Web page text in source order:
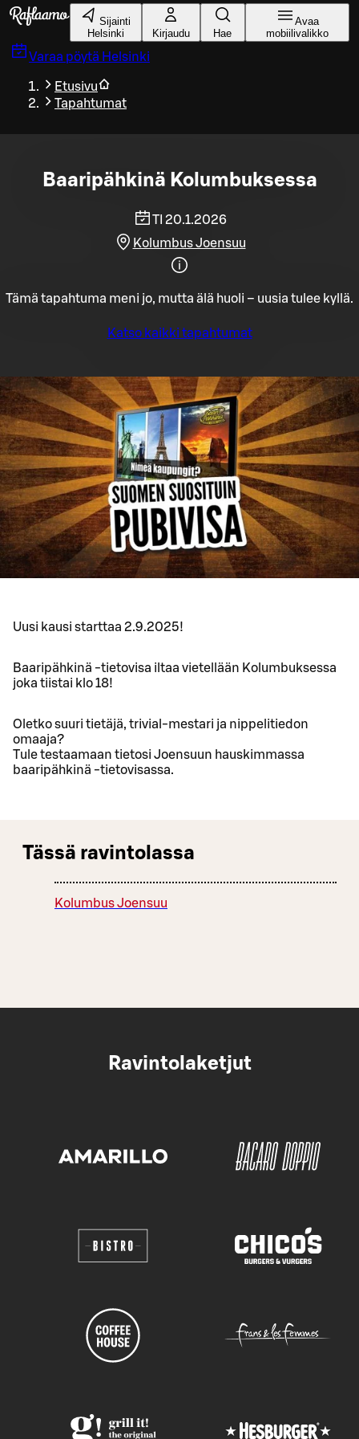
Siirry pääsisältöön
Sijainti
Helsinki
Kirjaudu Hae
Avaa
mobiilivalikko
Varaa pöytä Helsinki
Etusivu
Tapahtumat
Baaripähkinä Kolumbuksessa
TI 20.1.2026
Kolumbus Joensuu
Tämä tapahtuma meni jo, mutta älä huoli – uusia tulee kyllä.
Katso kaikki tapahtumat
Uusi kausi starttaa 2.9.2025!
Baaripähkinä -tietovisa iltaa vietellään Kolumbuksessa
joka tiistai klo 18!
Oletko suuri tietäjä, trivial-mestari ja nippelitiedon
omaaja?
Tule testaamaan tietosi Joensuun hauskimmassa
baaripähkinä -tietovisassa.
Tässä ravintolassa
Kolumbus Joensuu
Ravintolaketjut